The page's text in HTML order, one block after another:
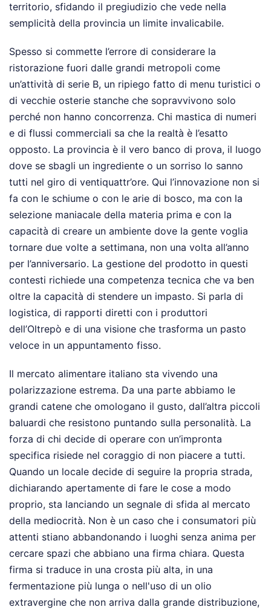
territorio, sfidando il pregiudizio che vede nella
semplicità della provincia un limite invalicabile.
Spesso si commette l’errore di considerare la
ristorazione fuori dalle grandi metropoli come
un’attività di serie B, un ripiego fatto di menu turistici o
di vecchie osterie stanche che sopravvivono solo
perché non hanno concorrenza. Chi mastica di numeri
e di flussi commerciali sa che la realtà è l’esatto
opposto. La provincia è il vero banco di prova, il luogo
dove se sbagli un ingrediente o un sorriso lo sanno
tutti nel giro di ventiquattr’ore. Qui l’innovazione non si
fa con le schiume o con le arie di bosco, ma con la
selezione maniacale della materia prima e con la
capacità di creare un ambiente dove la gente voglia
tornare due volte a settimana, non una volta all’anno
per l’anniversario. La gestione del prodotto in questi
contesti richiede una competenza tecnica che va ben
oltre la capacità di stendere un impasto. Si parla di
logistica, di rapporti diretti con i produttori
dell’Oltrepò e di una visione che trasforma un pasto
veloce in un appuntamento fisso.
Il mercato alimentare italiano sta vivendo una
polarizzazione estrema. Da una parte abbiamo le
grandi catene che omologano il gusto, dall’altra piccoli
baluardi che resistono puntando sulla personalità. La
forza di chi decide di operare con un’impronta
specifica risiede nel coraggio di non piacere a tutti.
Quando un locale decide di seguire la propria strada,
dichiarando apertamente di fare le cose a modo
proprio, sta lanciando un segnale di sfida al mercato
della mediocrità. Non è un caso che i consumatori più
attenti stiano abbandonando i luoghi senza anima per
cercare spazi che abbiano una firma chiara. Questa
firma si traduce in una crosta più alta, in una
fermentazione più lunga o nell'uso di un olio
extravergine che non arriva dalla grande distribuzione,